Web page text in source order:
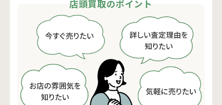
店頭買取のポイント